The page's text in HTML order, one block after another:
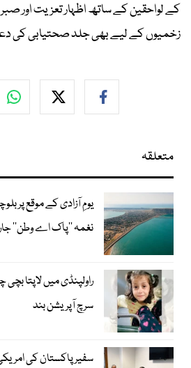
کے لواحقین کے ساتھ اظہار تعزیت اور
زخمیوں کے لیے بھی جلد صحتیابی کی
متعلقہ
یومِ آزادی کے موقع پر
نغمہ ’’پاک اے وطن‘‘
راولپنڈی میں لاپتا
سرچ آپریشن بند
سفیر پاکستان کی